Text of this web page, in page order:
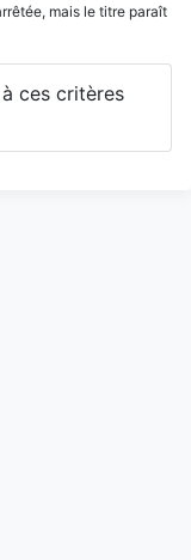
mais le titre paraît
ces critères